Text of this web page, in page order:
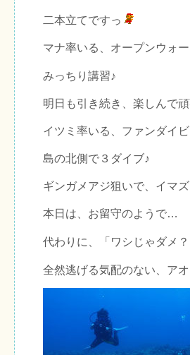
二本立てですっ
マナ率いる、オープンウォ
みっちり講習♪
明日も引き続き、楽しんで
イツミ率いる、ファンダイ
島の北側で３ダイブ♪
ギンガメアジ狙いで、イマ
本日は、お留守のようで…
代わりに、「ワシじゃダメ
全然逃げる気配のない、ア